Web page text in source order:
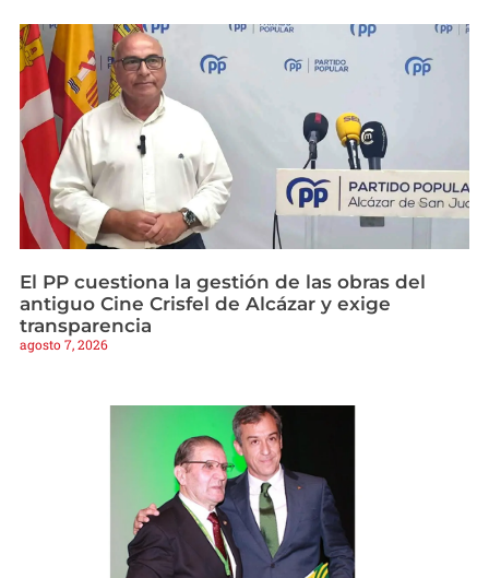
El PP cuestiona la gestión de las obras del
antiguo Cine Crisfel de Alcázar y exige
transparencia
agosto 7, 2026